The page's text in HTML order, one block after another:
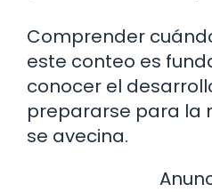
Comprender
este conteo es
conocer el
prepararse para la
se avecina.